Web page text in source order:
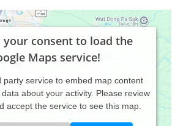
your consent to load the
Maps service!
party service to embed map content
about your activity. Please review
accept the service to see this map.